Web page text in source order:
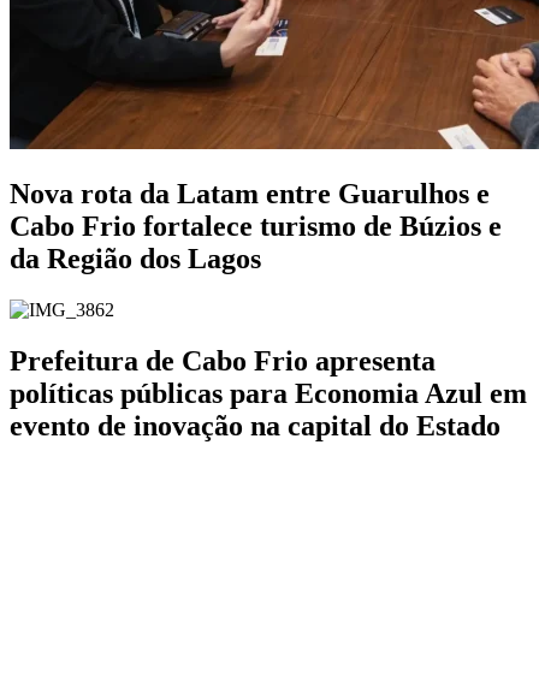
Nova rota da Latam entre Guarulhos e
Cabo Frio fortalece turismo de Búzios e
da Região dos Lagos
Prefeitura de Cabo Frio apresenta
políticas públicas para Economia Azul em
evento de inovação na capital do Estado